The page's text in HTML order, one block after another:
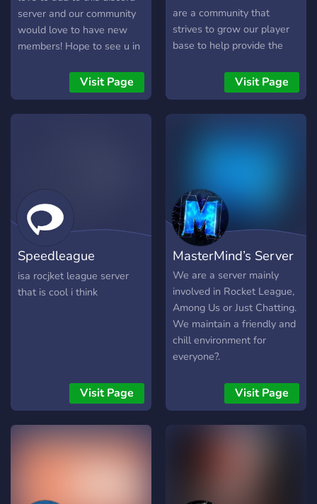
Freestyle-Channel für
jeden ? • Trading-Talks und
-Chats für jede Plattform ?
Spielersuchen für jeden
Modus ? Zudem sind wir
ebenfalls einige ???? ???????
(????????, ???, ???????, ???,...)
gaming experience better
in every way!
server and our community
would love to have new
members! Hope to see u in
Visit Page
are a community that
strives to grow our player
base to help provide the
in your chosen game!
Visit Page
Speedleague
Community
isa rocjket league server
that is cool i think
Visit Page
MasterMind’s Server
We are a server mainly
involved in Rocket League,
Among Us or Just Chatting.
We maintain a friendly and
chill environment for
everyone?.
Visit Page